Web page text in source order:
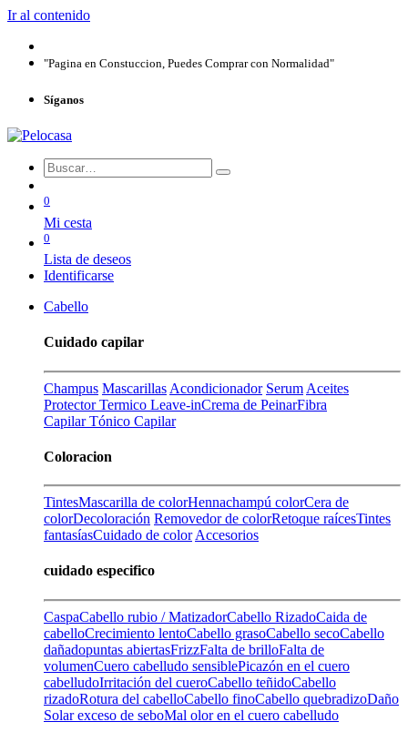
Ir al contenido
"Pagina en Constuccion, Puedes Comprar con Normalidad"
Síganos
0
Mi cesta
0
Lista de deseos
Identificarse
Cabello
Cuidado capilar
Champus Mascarillas Acondicionador Serum Aceites
Protector Termico Leave-inCrema de PeinarFibra
CapilarTónico Capilar
Coloracion
TintesMascarilla de colorHennachampú colorCera de
colorDecoloración Removedor de colorRetoque raícesTintes
fantasíasCuidado de color Accesorios
cuidado especifico
CaspaCabello rubio / MatizadorCabello RizadoCaida de
cabelloCrecimiento lentoCabello grasoCabello secoCabello
dañadopuntas abiertasFrizzFalta de brilloFalta de
volumenCuero cabelludo sensiblePicazón en el cuero
cabelludoIrritación del cueroCabello teñidoCabello
rizadoRotura del cabelloCabello finoCabello quebradizoDaño
Solarexceso de seboMal olor en el cuero cabelludo